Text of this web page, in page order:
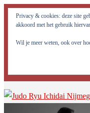
Judo Ryu Ichidai
optimaal tot ontwikkeling
Privacy & cookies: deze site
akkoord met het gebruik
Wil je meer weten, ook over